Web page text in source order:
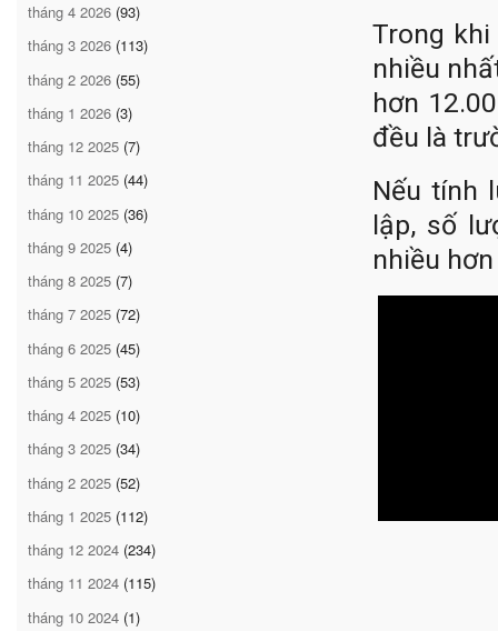
tháng 4 2026 (93)
tháng 3 2026 (113)
tháng 2 2026 (55)
tháng 1 2026 (3)
tháng 12 2025 (7)
tháng 11 2025 (44)
tháng 10 2025 (36)
tháng 9 2025 (4)
tháng 8 2025 (7)
tháng 7 2025 (72)
tháng 6 2025 (45)
tháng 5 2025 (53)
tháng 4 2025 (10)
tháng 3 2025 (34)
tháng 2 2025 (52)
tháng 1 2025 (112)
tháng 12 2024 (234)
tháng 11 2024 (115)
tháng 10 2024 (1)
Trong
nhiều
hơn
đều là
Nếu tính
lập, số
nhiều